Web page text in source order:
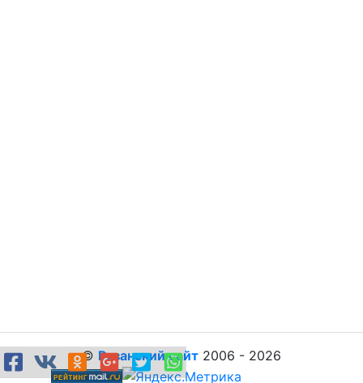
© Рязанский сайт 2006 - 2026